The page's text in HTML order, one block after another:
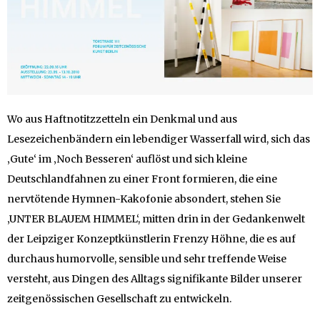
Wo aus Haftnotitzzetteln ein Denkmal und aus
Lesezeichenbändern ein lebendiger Wasserfall wird, sich das
‚Gute‘ im ‚Noch Besseren‘ auflöst und sich kleine
Deutschlandfahnen zu einer Front formieren, die eine
nervtötende Hymnen-Kakofonie absondert, stehen Sie
‚UNTER BLAUEM HIMMEL‘, mitten drin in der Gedankenwelt
der Leipziger Konzeptkünstlerin Frenzy Höhne, die es auf
durchaus humorvolle, sensible und sehr treffende Weise
versteht, aus Dingen des Alltags signifikante Bilder unserer
zeitgenössischen Gesellschaft zu entwickeln.